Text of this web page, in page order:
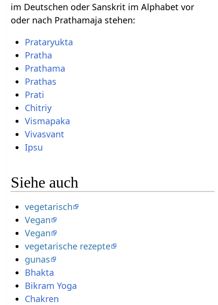
im Deutschen oder Sanskrit im Alphabet vor
oder nach Prathamaja stehen:
Prataryukta
Pratha
Prathama
Prathas
Prati
Chitriy
Vismapaka
Vivasvant
Ipsu
Siehe auch
vegetarisch
Vegan
Vegan
vegetarische rezepte
gunas
Bhakta
Bikram Yoga
Chakren